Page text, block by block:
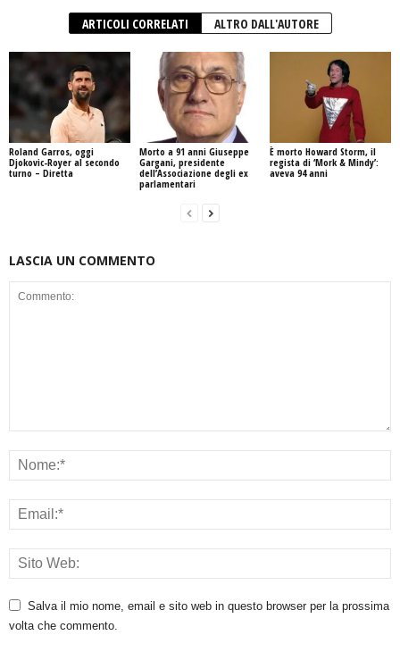
ARTICOLI CORRELATI ALTRO DALL'AUTORE
Roland Garros, oggi
Djokovic-Royer al secondo
turno – Diretta
Morto a 91 anni Giuseppe
Gargani, presidente
dell’Associazione degli ex
parlamentari
È morto Howard Storm, il
regista di ‘Mork & Mindy’:
aveva 94 anni
LASCIA UN COMMENTO
Salva il mio nome, email e sito web in questo browser per la prossima
volta che commento.